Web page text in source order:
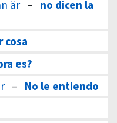
är – no dicen la
cosa
es?
– No le entiendo